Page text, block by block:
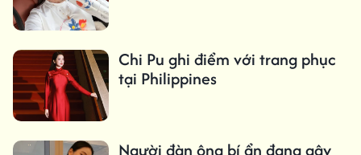
Chi Pu ghi điểm với trang phục
tại Philippines
Người đàn ông bí ẩn đang gây